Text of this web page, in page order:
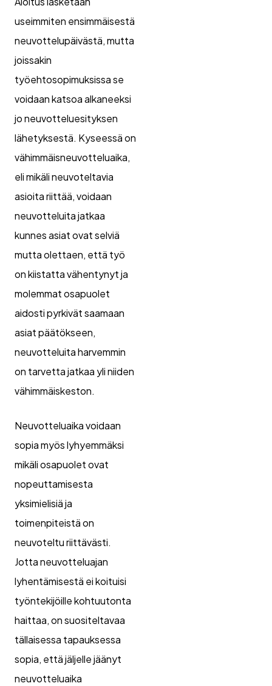
useimmiten ensimmäisestä
neuvottelupäivästä, mutta
joissakin
työehtosopimuksissa se
voidaan katsoa alkaneeksi
jo neuvotteluesityksen
lähetyksestä. Kyseessä on
vähimmäisneuvotteluaika,
eli mikäli neuvoteltavia
asioita riittää, voidaan
neuvotteluita jatkaa
kunnes asiat ovat selviä
mutta olettaen, että työ
on kiistatta vähentynyt ja
molemmat osapuolet
aidosti pyrkivät saamaan
asiat päätökseen,
neuvotteluita harvemmin
on tarvetta jatkaa yli niiden
vähimmäiskeston.
Neuvotteluaika voidaan
sopia myös lyhyemmäksi
mikäli osapuolet ovat
nopeuttamisesta
yksimielisiä ja
toimenpiteistä on
neuvoteltu riittävästi.
Jotta neuvotteluajan
lyhentämisestä ei koituisi
työntekijöille kohtuutonta
haittaa, on suositeltavaa
tällaisessa tapauksessa
sopia, että jäljelle jäänyt
neuvotteluaika